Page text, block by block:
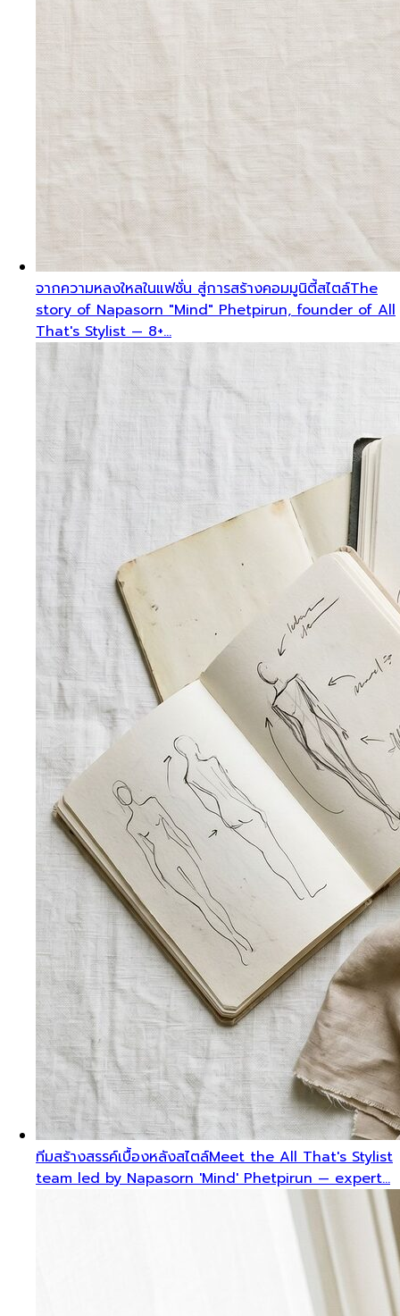
จากความหลงใหลในแฟชั่น สู่การสร้างคอมมูนิตี้สไตล์The
story of Napasorn "Mind" Phetpirun, founder of All
That's Stylist — 8+…
ทีมสร้างสรรค์เบื้องหลังสไตล์Meet the All That's Stylist
team led by Napasorn 'Mind' Phetpirun — expert…